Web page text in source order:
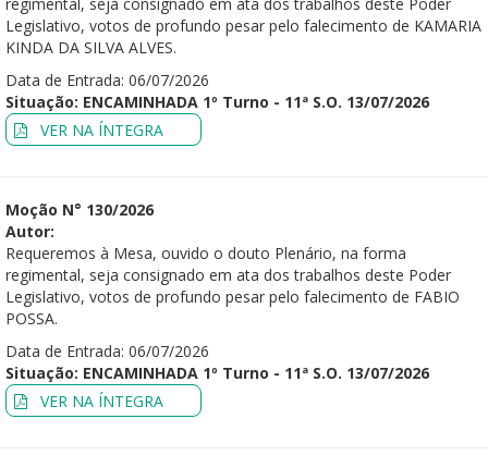
Legislativo, votos de profundo pesar pelo falecimento de KAMARIA
KINDA DA SILVA ALVES.
Data de Entrada: 06/07/2026
Situação: ENCAMINHADA 1º Turno - 11ª S.O. 13/07/2026
VER NA ÍNTEGRA
Moção N° 130/2026
Autor:
Requeremos à Mesa, ouvido o douto Plenário, na forma
regimental, seja consignado em ata dos trabalhos deste Poder
Legislativo, votos de profundo pesar pelo falecimento de FABIO
POSSA.
Data de Entrada: 06/07/2026
Situação: ENCAMINHADA 1º Turno - 11ª S.O. 13/07/2026
VER NA ÍNTEGRA